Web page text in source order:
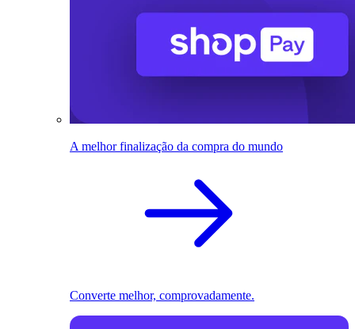
A melhor finalização da compra do mundo
Converte melhor, comprovadamente.